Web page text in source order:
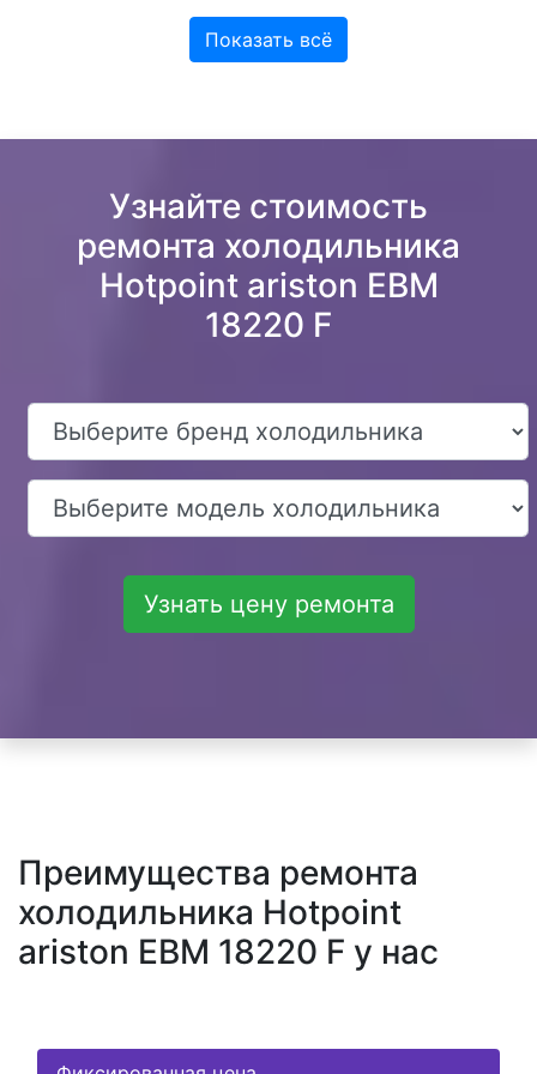
Показать всё
Узнайте стоимость
ремонта холодильника
Hotpoint ariston EBM
18220 F
Узнать цену ремонта
Преимущества ремонта
холодильника Hotpoint
ariston EBM 18220 F у нас